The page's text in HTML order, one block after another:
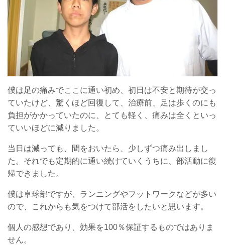
僕は足の痛みでここに通い初め、初日は不安と期待が交っ
ていたけど、驚くほど回復して、治療前、足は歩くのにも
負担がかかっていたのに、とても軽く、痛みは全くといっ
ていいほどに減りました。
当日は減っても、間をおいたら、少しずつ痛み出しまし
た。それでも定期的に通い続けていくうちに、部活動に復
帰できました。
僕は卓球部ですが、ランニングやフットワークなどが多い
ので、これからも気をつけて部活をしたいと思います。
個人の感想であり、効果を100％保証するものではありま
せん。